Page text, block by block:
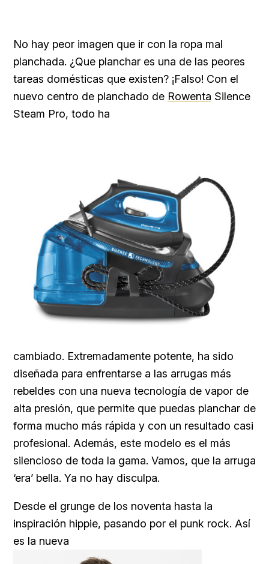
No hay peor imagen que ir con la ropa mal
planchada. ¿Que planchar es una de las peores
tareas domésticas que existen? ¡Falso! Con el
nuevo centro de planchado de Rowenta Silence
Steam Pro, todo ha
cambiado. Extremadamente potente, ha sido
diseñada para enfrentarse a las arrugas más
rebeldes con una nueva tecnología de vapor de
alta presión, que permite que puedas planchar de
forma mucho más rápida y con un resultado casi
profesional. Además, este modelo es el más
silencioso de toda la gama. Vamos, que la arruga
‘era’ bella. Ya no hay disculpa.
Desde el grunge de los noventa hasta la
inspiración hippie, pasando por el punk rock. Así
es la nueva